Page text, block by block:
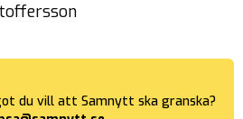
du vill att Samnytt ska granska?